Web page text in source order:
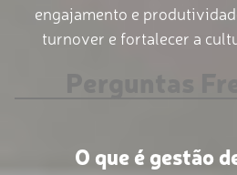
engajamento e
turnover e fortalecer a
O que é gestão